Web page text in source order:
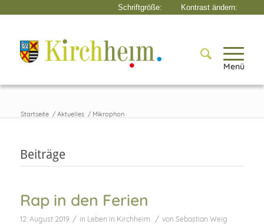
Menü
Startseite / Aktuelles / Mikrophon
Beiträge
Rap in den Ferien
12. August 2019 / in Leben in Kirchheim / von Sebastian Weig